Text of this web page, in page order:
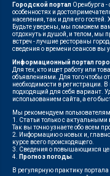
Городской портал Оренбурга -
особенностях и
населения, так и для его гостей.
Будьте уверены, мы поможем
отдохнуть и душой, и телом, мы
встреч - лучшие рестораны
сведения о времени сеансов вы
Информационный портал
Для тех, кто ищет работу или
объявлениями. Для того чтобы
необходимости в регистрации. В
подходящий для себя вариант.
использованием сайта, а его
Мы рекомендуем
1. Статьи только с актуальными
Так вы точно узнаете обо всем
2. Информацию о новых и,
курсе всего происходящего.
3. Сведения о повышающихся
4.
Прогноз погоды
В регулярную практику